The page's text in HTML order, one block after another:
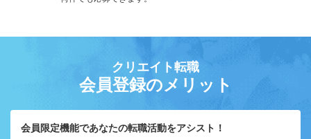
クリエイト転職
会員登録のメリット
会員限定機能であなたの転職活動をアシスト！